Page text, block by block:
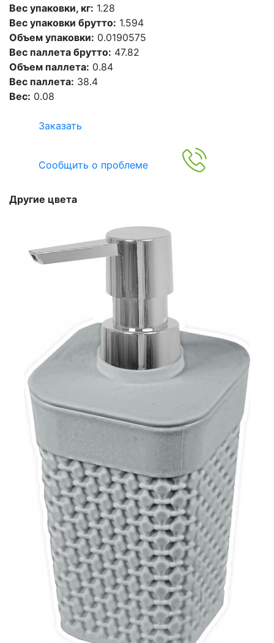
Вес упаковки, кг: 1.28
Вес упаковки брутто: 1.594
Объем упаковки: 0.0190575
Вес паллета брутто: 47.82
Объем паллета: 0.84
Вес паллета: 38.4
Вес: 0.08
Заказать
Сообщить о проблеме
Другие цвета